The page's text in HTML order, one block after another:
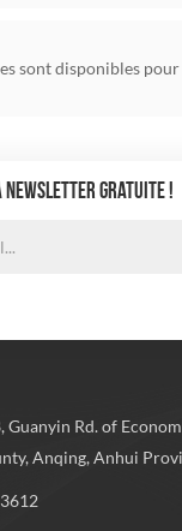
sont disponibles
GRATUITE !
Guanyin Rd. of
Anqing, Anhui